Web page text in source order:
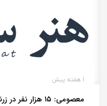
1 هفته پیش
معصومی: ۱۵